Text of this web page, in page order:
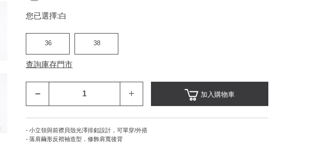
您已選擇:白
36 38
查詢庫存門市
– ＋ 加入購物車
- 小立領與前襟貝殼光澤排釦設計，可單穿/外搭
- 落肩繭形反褶袖造型，修飾肩寬後背